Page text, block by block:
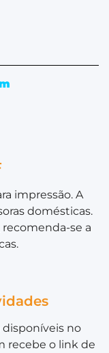
impressão. A
domésticas.
recomenda-se a
no
recebe o link de